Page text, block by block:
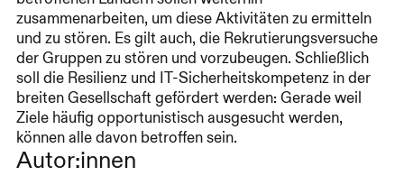
zusammenarbeiten, um diese Aktivitäten zu ermitteln
und zu stören. Es gilt auch, die Rekrutierungsversuche
der Gruppen zu stören und vorzubeugen. Schließlich
soll die Resilienz und IT-Sicherheitskompetenz in der
breiten Gesellschaft gefördert werden: Gerade weil
Ziele häufig opportunistisch ausgesucht werden,
können alle davon betroffen sein.
Autor:innen